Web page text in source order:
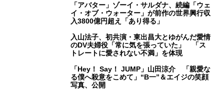
「アバター」ゾーイ・サルダナ、続編「ウェ
イ・オブ・ウォーター」が前作の世界興行収
入3800億円超え「あり得る」
入山法子、初共演・東出昌大とゆがんだ愛情
のDV夫婦役「常に気を張っていた」 「ス
トレートに愛されない不満」を体現
「Hey！ Say！ JUMP」山田涼介 「親愛な
る僕へ殺意をこめて」“B一”＆エイジの笑顔
写真、公開